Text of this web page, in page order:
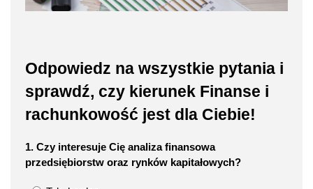
Odpowiedz na wszystkie pytania i
sprawdź, czy kierunek Finanse i
rachunkowość jest dla Ciebie!
1. Czy interesuje Cię analiza finansowa
przedsiębiorstw oraz rynków kapitałowych?